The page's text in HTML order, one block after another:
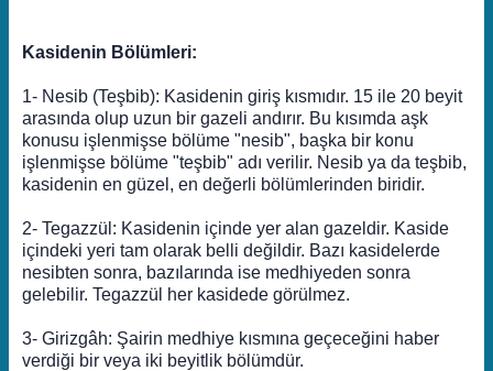
Kasidenin Bölümleri:
1- Nesib (Teşbib): Kasidenin giriş kısmıdır. 15 ile 20 beyit
arasında olup uzun bir gazeli andırır. Bu kısımda aşk
konusu işlenmişse bölüme "nesib", başka bir konu
işlenmişse bölüme "teşbib" adı verilir. Nesib ya da teşbib,
kasidenin en güzel, en değerli bölümlerinden biridir.
2- Tegazzül: Kasidenin içinde yer alan gazeldir. Kaside
içindeki yeri tam olarak belli değildir. Bazı kasidelerde
nesibten sonra, bazılarında ise medhiyeden sonra
gelebilir. Tegazzül her kasidede görülmez.
3- Girizgâh: Şairin medhiye kısmına geçeceğini haber
verdiği bir veya iki beyitlik bölümdür.